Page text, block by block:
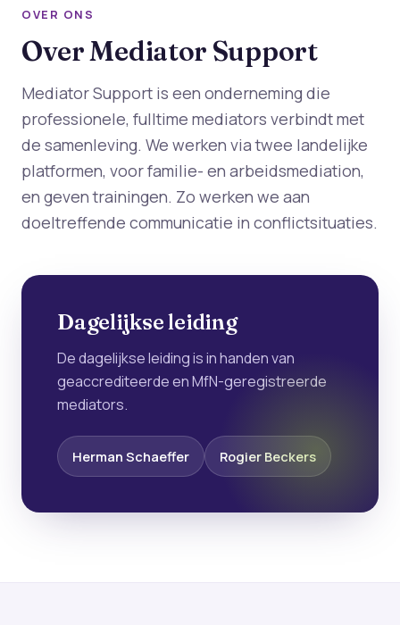
OVER ONS
Over Mediator Support
Mediator Support is een onderneming die
professionele, fulltime mediators verbindt met
de samenleving. We werken via twee landelijke
platformen, voor familie- en arbeidsmediation,
en geven trainingen. Zo werken we aan
doeltreffende communicatie in conflictsituaties.
Dagelijkse leiding
De dagelijkse leiding is in handen van
geaccrediteerde en MfN-geregistreerde
mediators.
Herman Schaeffer Rogier Beckers